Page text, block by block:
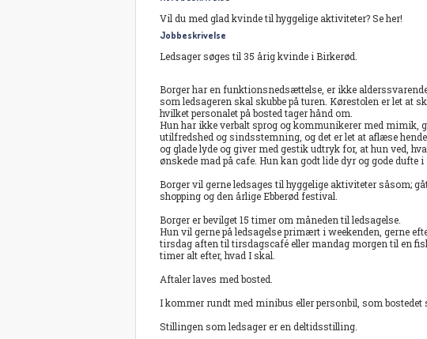
Vil du med glad kvinde til hyggelige aktiviteter? Se her!
Jobbeskrivelse
Ledsager søges til 35 årig kvinde i Birkerød.
Borger har en funktionsnedsættelse, er ikke
som ledsageren skal skubbe på turen. Kørestolen er let at
hvilket personalet på bosted tager hånd om.
Hun har ikke verbalt sprog og kommunikerer med mimik,
utilfredshed og sindsstemning, og det er let at aflæse
og glade lyde og giver med gestik udtryk for, at hun ved,
ønskede mad på cafe. Hun kan godt lide dyr og gode dufte i
Borger vil gerne ledsages til hyggelige aktiviteter såsom;
shopping og den årlige Ebberød festival.
Borger er bevilget 15 timer om måneden til ledsagelse.
Hun vil gerne på ledsagelse primært i weekenden, gerne
tirsdag aften til tirsdagscafé eller mandag morgen til en
timer alt efter, hvad I skal.
Aftaler laves med bosted.
I kommer rundt med minibus eller personbil, som
Stillingen som ledsager er en deltidsstilling.